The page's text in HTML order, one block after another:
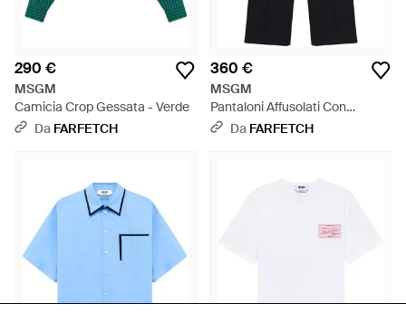
290 €
MSGM
Camicia Crop Gessata - Verde
Da FARFETCH
360 €
MSGM
Pantaloni Affusolati Con
Ricamo - Blu
Da FARFETCH